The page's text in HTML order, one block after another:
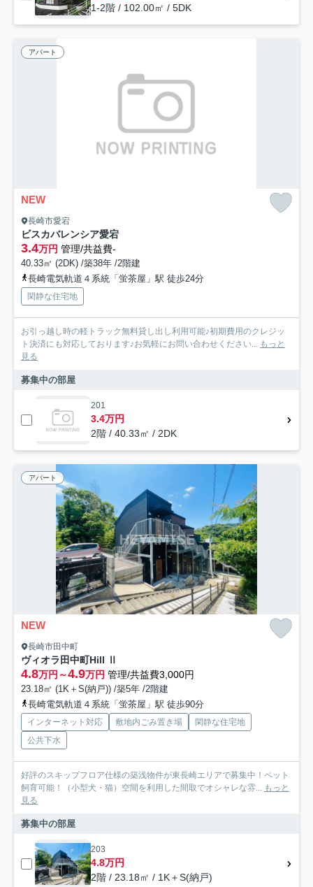
1-2階 / 102.00㎡ / 5DK
アパート
NEW
長崎市愛宕
ビスカバレンシア愛宕
3.4万円 管理/共益費-
40.33㎡ (2DK) /築38年 /2階建
長崎電気軌道４系統「蛍茶屋」駅 徒歩24分
閑静な住宅地
お引っ越し時の軽トラック無料貸し出し利用可能♪初期費用のクレジッ
ト決済にも対応しております♪お気軽にお問い合わせください... もっと
見る
募集中の部屋
201
3.4万円
2階 / 40.33㎡ / 2DK
アパート
NEW
長崎市田中町
ヴィオラ田中町Hill Ⅱ
4.8万円～4.9万円 管理/共益費3,000円
23.18㎡ (1K＋S(納戸)) /築5年 /2階建
長崎電気軌道４系統「蛍茶屋」駅 徒歩90分
インターネット対応 敷地内ごみ置き場
閑静な住宅地
公共下水
好評のスキップフロア仕様の築浅物件が東長崎エリアで募集中！ペット
飼育可能！（小型犬・猫）空間を利用した間取でオシャレな雰... もっと
見る
募集中の部屋
203
4.8万円
2階 / 23.18㎡ / 1K＋S(納戸)